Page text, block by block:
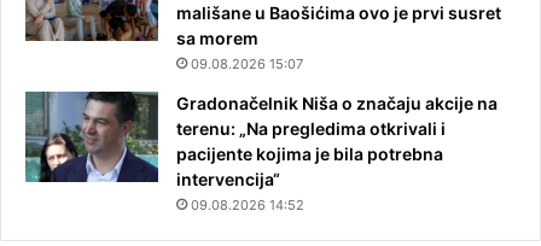
mališane u Baošićima ovo je prvi susret
sa morem
09.08.2026 15:07
Gradonačelnik Niša o značaju akcije na
terenu: „Na pregledima otkrivali i
pacijente kojima je bila potrebna
intervencija“
09.08.2026 14:52